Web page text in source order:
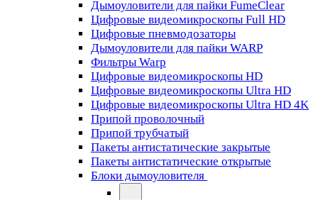
Дымоуловители для пайки FumeClear
Цифровые видеомикроскопы Full HD
Цифровые пневмодозаторы
Дымоуловители для пайки WARP
Фильтры Warp
Цифровые видеомикроскопы HD
Цифровые видеомикроскопы Ultra HD
Цифровые видеомикроскопы Ultra HD 4K
Припой проволочный
Припой трубчатый
Пакеты антистатические закрытые
Пакеты антистатические открытые
Блоки дымоуловителя